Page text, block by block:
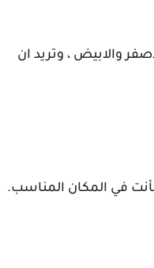
اي 13 ، وتعبت من ضرب الاصفر والابيض ، وتريد ان
في المكان المناسب.